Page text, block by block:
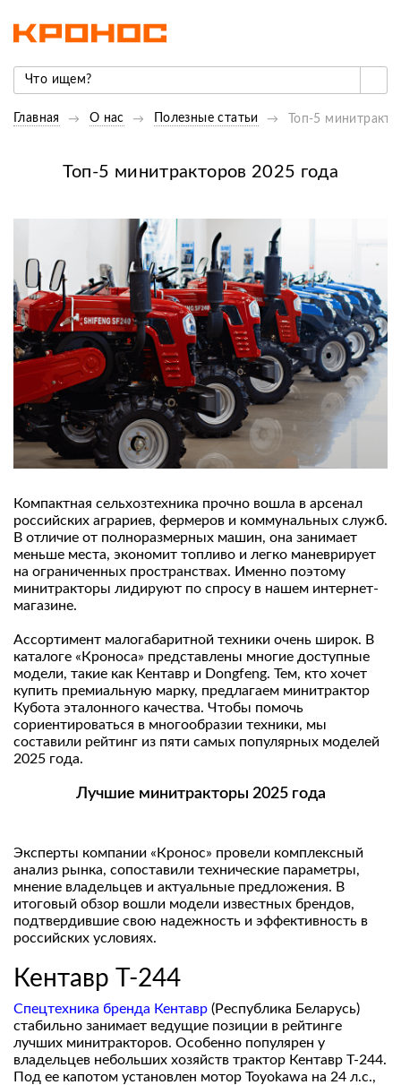
Главная О нас Полезные статьи Топ-5
Топ-5 минитракторов 2025 года
Компактная сельхозтехника прочно вошла в арсенал
российских аграриев, фермеров и коммунальных служб.
В отличие от полноразмерных машин, она занимает
меньше места, экономит топливо и легко маневрирует
на ограниченных пространствах. Именно поэтому
минитракторы лидируют по спросу в нашем интернет-
магазине.
Ассортимент малогабаритной техники очень широк. В
каталоге «Кроноса» представлены многие доступные
модели, такие как Кентавр и Dongfeng. Тем, кто хочет
купить премиальную марку, предлагаем минитрактор
Кубота эталонного качества. Чтобы помочь
сориентироваться в многообразии техники, мы
составили рейтинг из пяти самых популярных моделей
2025 года.
Лучшие минитракторы 2025 года
Эксперты компании «Кронос» провели комплексный
анализ рынка, сопоставили технические параметры,
мнение владельцев и актуальные предложения. В
итоговый обзор вошли модели известных брендов,
подтвердившие свою надежность и эффективность в
российских условиях.
Кентавр Т-244
Спецтехника бренда Кентавр (Республика Беларусь)
стабильно занимает ведущие позиции в рейтинге
лучших минитракторов. Особенно популярен у
владельцев небольших хозяйств трактор Кентавр Т-244.
Под ее капотом установлен мотор Toyokawa на 24 л.с.,